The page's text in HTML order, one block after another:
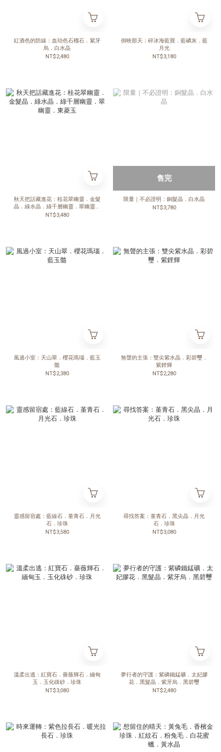
紅酒色的防線：血珀色石榴石．紫牙
烏．白水晶
NT$2,480
倒映那天：碎冰海藍寶．藍磷灰．藍
月光
NT$3,180
秋天把話藏進花：桂花翠幽靈．金髮
晶．綠水晶．綠千層幽靈．翠幽靈．
東菱玉
NT$3,480
售完
限量｜不必證明：銅髮晶．白水晶
NT$3,780
風過小室：天山翠．櫻花瑪瑙．藍玉
髓
NT$2,380
無聲的主張：雙尖紫水晶．彩碧璽．
紫鋰輝
NT$2,280
靈感留宿處：藍線石．堇青石．月光
石．珍珠
NT$3,580
尋找答案：堇青石．黑尖晶．月光
石．珍珠
NT$3,080
溫柔出逃：紅寶石．薔薇輝石．緬甸
玉．玉化硃砂．珍珠
NT$3,080
夢行者的守護：紫磷鐵錳礦．太妃膠
花．黑髮晶．紫牙烏．黑碧璽
NT$2,480